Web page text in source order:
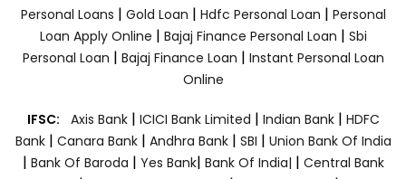
Personal Loans | Gold Loan | Hdfc Personal Loan | Personal
Loan Apply Online | Bajaj Finance Personal Loan | Sbi
Personal Loan | Bajaj Finance Loan | Instant Personal Loan
Online
IFSC: Axis Bank | ICICI Bank Limited | Indian Bank | HDFC
Bank| Canara Bank | Andhra Bank| SBI | Union Bank Of India
| Bank Of Baroda | Yes Bank| Bank Of India| | Central Bank